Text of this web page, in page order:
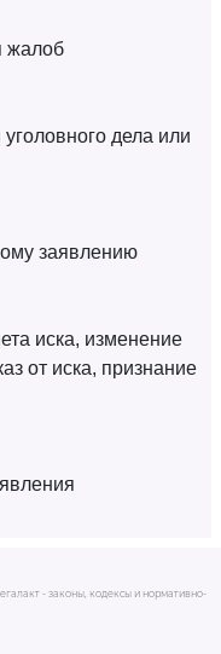
жалоб
дела или
заявлению
иска, изменение
от иска, признание
- законы, кодексы и нормативно-